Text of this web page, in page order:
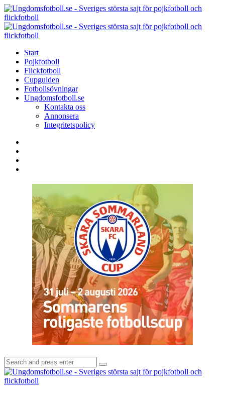
Menu
Search
Menu
Start
Pojkfotboll
Flickfotboll
Cupguiden
Fotbollsövningar
Ungdomsfotboll.se
Kontakta oss
Annonsera
Integritetspolicy
Search
for:
Search